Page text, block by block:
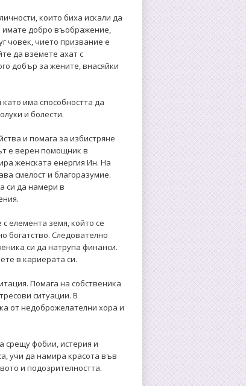
които биха искали да
имате добро въображение,
човек, чието призвание е
да вземете ахат с
добър за жените, внасяйки
има способността да
и болести.
и помага за избистряне
е верен помощник в
женската енергия Ин. На
смелост и благоразумие.
си да намери в
елемента земя, който се
богатство. Следователно
си да натрупа финанси.
в кариерата си.
Помага на собственика
ситуации. В
от недоброжелателни хора и
срещу фобии, истерия и
учи да намира красота във
и подозрителността.